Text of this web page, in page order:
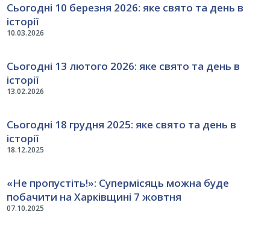
10.03.2026
Сьогодні 10 березня 2026: яке свято та день в
історії
13.02.2026
Сьогодні 13 лютого 2026: яке свято та день в
історії
18.12.2025
Сьогодні 18 грудня 2025: яке свято та день в
історії
07.10.2025
«Не пропустіть!»: Супермісяць можна буде
побачити на Харківщині 7 жовтня